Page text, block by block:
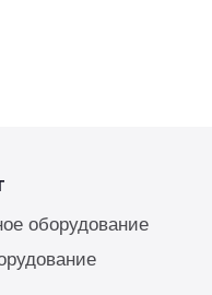
оборудование